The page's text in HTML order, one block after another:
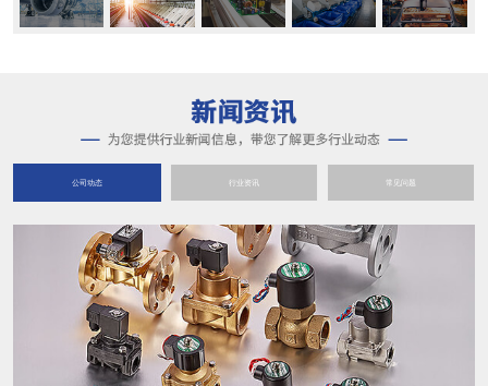
公司动态 行业资讯 常见问题